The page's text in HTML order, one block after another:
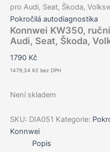
pro Audi, Seat, Škoda,
Pokročilá autodiagnostika
Konnwei KW350,
Audi, Seat, Škoda,
1790 Kč
1479,34 Kč bez DPH
Není skladem
SKU: DIA051 Kategorie:
Konnwei
Popis